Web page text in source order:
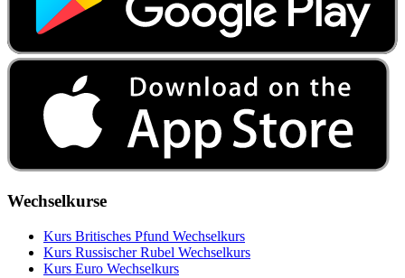
Wechselkurse
Kurs Britisches Pfund Wechselkurs
Kurs Russischer Rubel Wechselkurs
Kurs Euro Wechselkurs